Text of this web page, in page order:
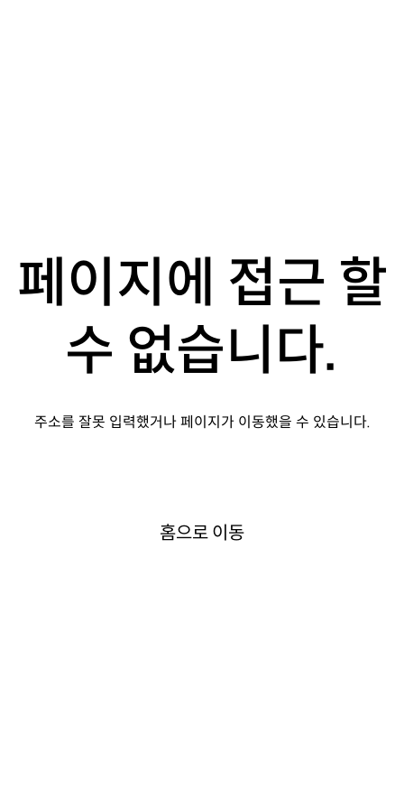
페이지에 접근 할
수 없습니다.
주소를 잘못 입력했거나 페이지가 이동했을 수 있습니다.
홈으로 이동